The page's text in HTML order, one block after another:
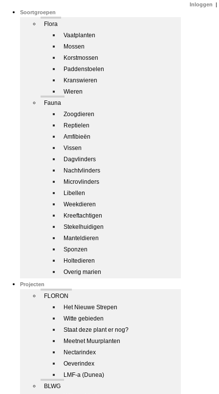
Soortgroepen
Flora
Vaatplanten
Mossen
Korstmossen
Paddenstoelen
Kranswieren
Wieren
Fauna
Zoogdieren
Reptielen
Amfibieën
Vissen
Dagvlinders
Nachtvlinders
Microvlinders
Libellen
Weekdieren
Kreeftachtigen
Stekelhuidigen
Manteldieren
Sponzen
Holtedieren
Overig marien
Projecten
FLORON
Het Nieuwe Strepen
Witte gebieden
Staat deze plant er nog?
Meetnet Muurplanten
Nectarindex
Oeverindex
LMF-a (Dunea)
BLWG
Inloggen |